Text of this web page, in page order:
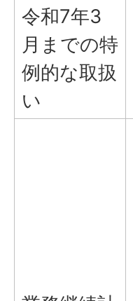
令和7年3
月までの特
例的な取扱
い